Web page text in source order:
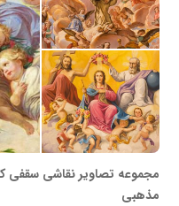
مجموعه تصاویر نقاشی سقفی
مذهبی